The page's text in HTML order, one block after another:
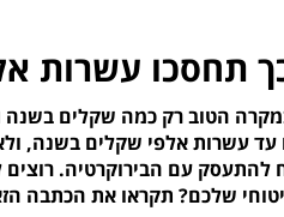
תחסכו עשרות
הטוב רק כמה שקלים
2021 יכולה לחסוך לנו עד עשרות אלפי
להתעסק עם הבירוקרטיה.
שלכם? תקראו את הכתבה